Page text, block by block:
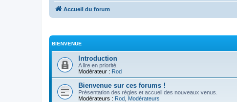
Accueil du forum
BIENVENUE
Introduction
A lire en priorité.
Modérateur : Rod
Bienvenue sur ces forums !
Présentation des règles et accueil des nouveaux venus.
Modérateurs : Rod Modérateurs